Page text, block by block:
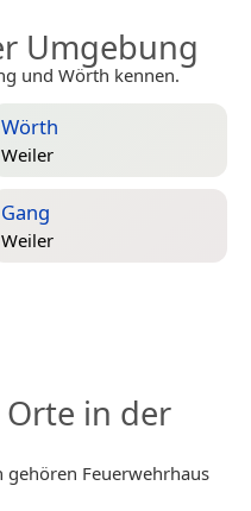
Umgebung
und Wörth kennen.
Wörth
Weiler
Gang
Weiler
in der
Feuerwehrhaus